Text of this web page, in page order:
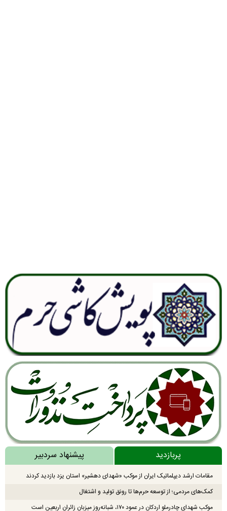
پربازدید پیشنهاد سردبیر
مقامات ارشد دیپلماتیک ایران از موکب «شهدای دهشیر» استان یزد بازدید کردند
کمک‌های مردمی؛ از توسعه حرم‌ها تا رونق تولید و اشتغال
موکب شهدای چادرملو اردکان در عمود ۱۷۰، شبانه‌روز میزبان زائران اربعین است